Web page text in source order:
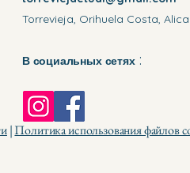
|Политика использования файлов
Torrevieja, Orihuela Costa,
В социальных сетях: